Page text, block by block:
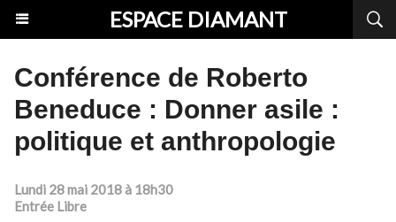
ESPACE DIAMANT
Conférence de Roberto
Beneduce : Donner asile :
politique et anthropologie
Lundi 28 mai 2018 à 18h30
Entrée Libre